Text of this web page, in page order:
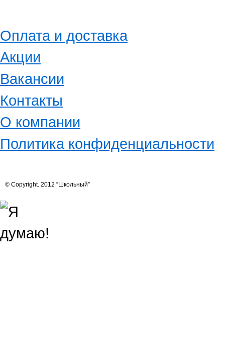
Оплата и доставка
Акции
Вакансии
Контакты
О компании
Политика конфиденциальности
© Copyright. 2012 “Школьный”